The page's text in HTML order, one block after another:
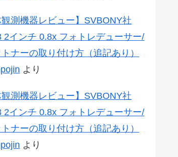
観測機器レビュー】SVBONY社
2インチ 0.8x フォトレデューサー/
ナーの取り付け方（追記あり）
より
観測機器レビュー】SVBONY社
2インチ 0.8x フォトレデューサー/
ナーの取り付け方（追記あり）
より